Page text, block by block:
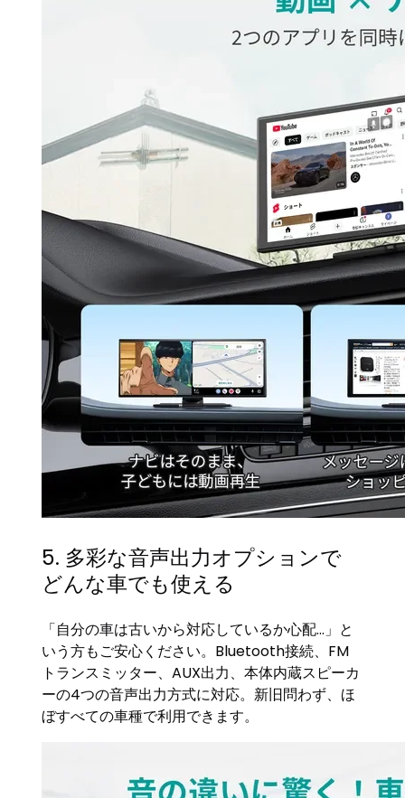
5. 多彩な音声出力オプションで
どんな車でも使える
「自分の車は古いから対応しているか心配…」と
いう方もご安心ください。Bluetooth接続、FM
トランスミッター、AUX出力、本体内蔵スピーカ
ーの4つの音声出力方式に対応。新旧問わず、ほ
ぼすべての車種で利用できます。